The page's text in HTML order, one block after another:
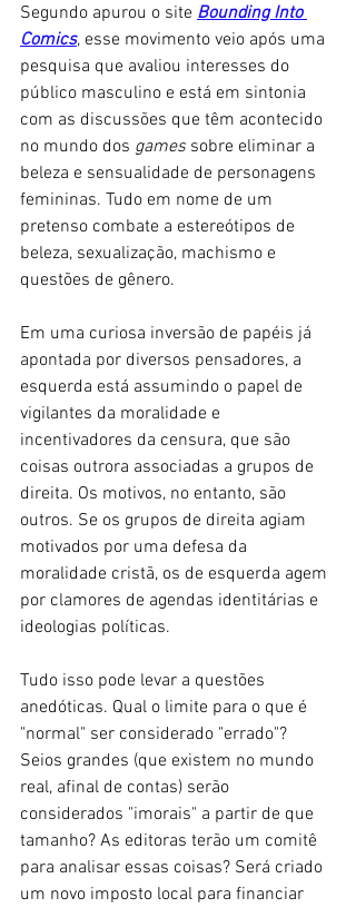
Segundo apurou o site Bounding Into
Comics, esse movimento veio após uma
pesquisa que avaliou interesses do
público masculino e está em sintonia
com as discussões que têm acontecido
no mundo dos games sobre eliminar a
beleza e sensualidade de personagens
femininas. Tudo em nome de um
pretenso combate a estereótipos de
beleza, sexualização, machismo e
questões de gênero.
Em uma curiosa inversão de papéis já
apontada por diversos pensadores, a
esquerda está assumindo o papel de
vigilantes da moralidade e
incentivadores da censura, que são
coisas outrora associadas a grupos de
direita. Os motivos, no entanto, são
outros. Se os grupos de direita agiam
motivados por uma defesa da
moralidade cristã, os de esquerda agem
por clamores de agendas identitárias e
ideologias políticas.
Tudo isso pode levar a questões
anedóticas. Qual o limite para o que é
"normal" ser considerado "errado"?
Seios grandes (que existem no mundo
real, afinal de contas) serão
considerados "imorais" a partir de que
tamanho? As editoras terão um comitê
para analisar essas coisas? Será criado
um novo imposto local para financiar